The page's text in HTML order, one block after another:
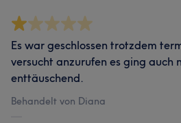
Es war geschlossen trotzdem
versucht anzurufen es ging auch
enttäuschend.
Behandelt von Diana